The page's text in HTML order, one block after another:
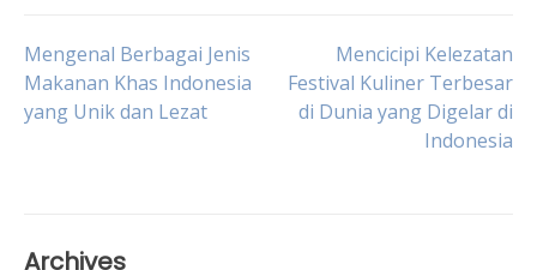
Post
navigation
Mengenal Berbagai Jenis
Makanan Khas Indonesia
yang Unik dan Lezat
Mencicipi Kelezatan
Festival Kuliner Terbesar
di Dunia yang Digelar di
Indonesia
Archives